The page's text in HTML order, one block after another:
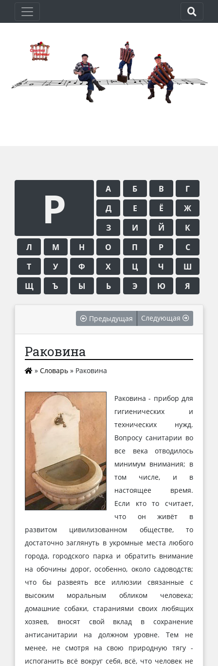
Р А Б В
Г
Д
Е Ё
Ж
З
И Й
К
Л
М Н О П Р
С
Т
У Ф Х Ц Ч
Ш
Щ
Ъ Ы Ь Э Ю Я
Предыдущая Следующая
Раковина
» Словарь » Раковина
Раковина - прибор для
гигиенических и
технических нужд.
Вопросу санитарии во
все века отводилось
минимум внимания; в
том числе, и в
настоящее время.
Если кто то считает,
что он живёт в
развитом цивилизованном обществе, то
достаточно заглянуть в укромные места любого
города, городского парка и обратить внимание
на обочины дорог, особенно, около садоводств;
что бы развеять все иллюзии связанные с
высоким моральным обликом человека;
домашние собаки, стараниями своих любящих
хозяев, вносят свой вклад в сохранение
антисанитарии на должном уровне. Тем не
менее, не смотря на свою природную тягу -
испоганить всё вокруг себя, всё, что человек не